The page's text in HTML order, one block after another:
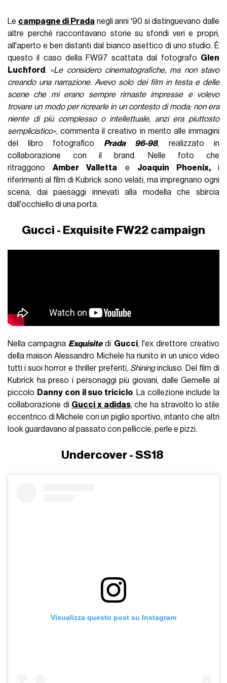
Le campagne di Prada negli anni '90 si distinguevano dalle
altre perché raccontavano storie su sfondi veri e propri,
all'aperto e ben distanti dal bianco asettico di uno studio. È
questo il caso della FW97 scattata dal fotografo Glen
Luchford. «Le considero cinematografiche, ma non stavo
creando una narrazione. Avevo solo dei film in testa e delle
scene che mi erano sempre rimaste impresse e volevo
trovare un modo per ricrearle in un contesto di moda: non era
niente di più complesso o intellettuale, anzi era piuttosto
semplicistico», commenta il creativo in merito alle immagini
del libro fotografico Prada 96-98, realizzato in
collaborazione con il brand. Nelle foto che
ritraggonoAmber Valletta e Joaquin Phoenix, i
riferimenti al film di Kubrick sono velati, ma impregnano ogni
scena, dai paesaggi innevati alla modella che sbircia
dall'occhiello di una porta.
Gucci - Exquisite FW22 campaign
Nella campagna Exquisitedi Gucci, l'ex direttore creativo
della maison Alessandro Michele ha riunito in un unico video
tutti i suoi horror e thriller preferiti, Shiningincluso. Del film di
Kubrick ha preso i personaggi più giovani, dalle Gemelle al
piccolo Danny con il suo triciclo. La collezione include la
collaborazione di Gucci x adidas, che ha stravolto lo stile
eccentrico di Michele con un piglio sportivo, intanto che altri
look guardavano al passato con pelliccie, perle e pizzi.
Undercover - SS18
Visualizza questo post su Instagram